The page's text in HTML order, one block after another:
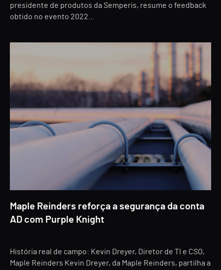
presidente de produtos da Semperis, resume o feedback
obtido no evento 2022...
Maple Reinders reforça a segurança da conta
AD com Purple Knight
História real de campo: Kevin Dreyer, Diretor de TI e CSO,
Maple Reinders Kevin Dreyer, da Maple Reinders, partilha a